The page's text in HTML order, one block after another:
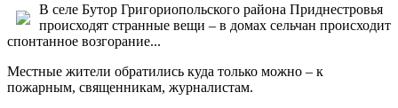
В селе Бутор Григориопольского района Приднестровья
происходят странные вещи – в домах сельчан происходит
спонтанное возгорание...
Местные жители обратились куда только можно – к
пожарным, священникам, журналистам.